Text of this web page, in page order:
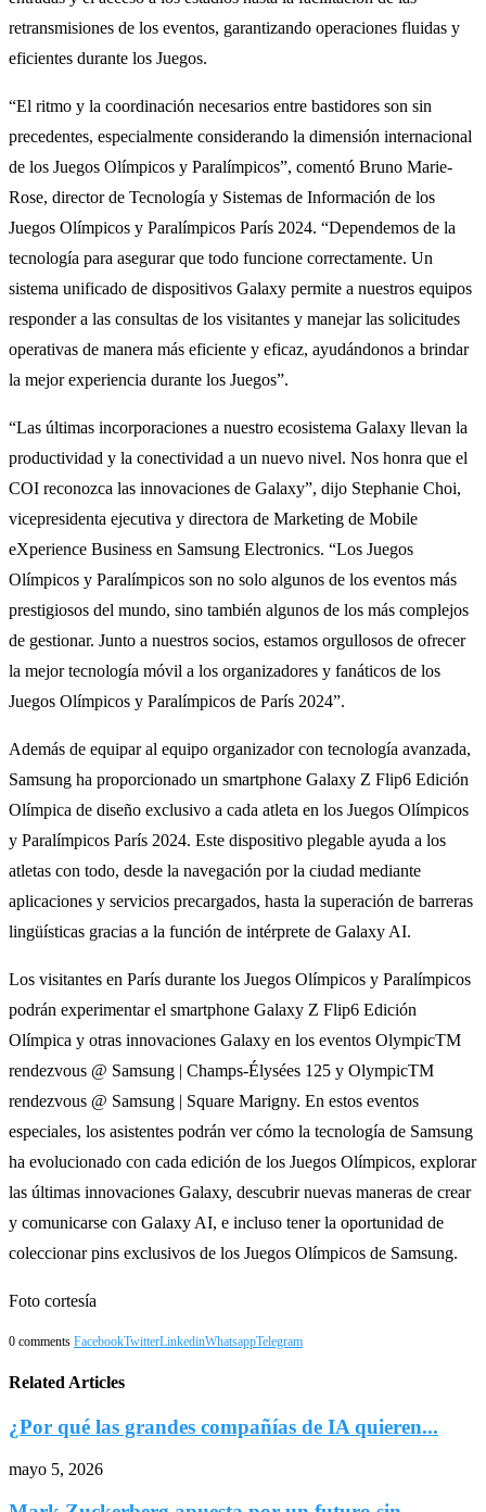
retransmisiones de los eventos, garantizando operaciones fluidas y
eficientes durante los Juegos.
“El ritmo y la coordinación necesarios entre bastidores son sin
precedentes, especialmente considerando la dimensión internacional
de los Juegos Olímpicos y Paralímpicos”, comentó Bruno Marie-
Rose, director de Tecnología y Sistemas de Información de los
Juegos Olímpicos y Paralímpicos París 2024. “Dependemos de la
tecnología para asegurar que todo funcione correctamente. Un
sistema unificado de dispositivos Galaxy permite a nuestros equipos
responder a las consultas de los visitantes y manejar las solicitudes
operativas de manera más eficiente y eficaz, ayudándonos a brindar
la mejor experiencia durante los Juegos”.
“Las últimas incorporaciones a nuestro ecosistema Galaxy llevan la
productividad y la conectividad a un nuevo nivel. Nos honra que el
COI reconozca las innovaciones de Galaxy”, dijo Stephanie Choi,
vicepresidenta ejecutiva y directora de Marketing de Mobile
eXperience Business en Samsung Electronics. “Los Juegos
Olímpicos y Paralímpicos son no solo algunos de los eventos más
prestigiosos del mundo, sino también algunos de los más complejos
de gestionar. Junto a nuestros socios, estamos orgullosos de ofrecer
la mejor tecnología móvil a los organizadores y fanáticos de los
Juegos Olímpicos y Paralímpicos de París 2024”.
Además de equipar al equipo organizador con tecnología avanzada,
Samsung ha proporcionado un smartphone Galaxy Z Flip6 Edición
Olímpica de diseño exclusivo a cada atleta en los Juegos Olímpicos
y Paralímpicos París 2024. Este dispositivo plegable ayuda a los
atletas con todo, desde la navegación por la ciudad mediante
aplicaciones y servicios precargados, hasta la superación de barreras
lingüísticas gracias a la función de intérprete de Galaxy AI.
Los visitantes en París durante los Juegos Olímpicos y Paralímpicos
podrán experimentar el smartphone Galaxy Z Flip6 Edición
Olímpica y otras innovaciones Galaxy en los eventos OlympicTM
rendezvous @ Samsung | Champs-Élysées 125 y OlympicTM
rendezvous @ Samsung | Square Marigny. En estos eventos
especiales, los asistentes podrán ver cómo la tecnología de Samsung
ha evolucionado con cada edición de los Juegos Olímpicos, explorar
las últimas innovaciones Galaxy, descubrir nuevas maneras de crear
y comunicarse con Galaxy AI, e incluso tener la oportunidad de
coleccionar pins exclusivos de los Juegos Olímpicos de Samsung.
Foto cortesía
0 comments FacebookTwitterLinkedinWhatsappTelegram
Related Articles
¿Por qué las grandes compañías de IA quieren...
mayo 5, 2026